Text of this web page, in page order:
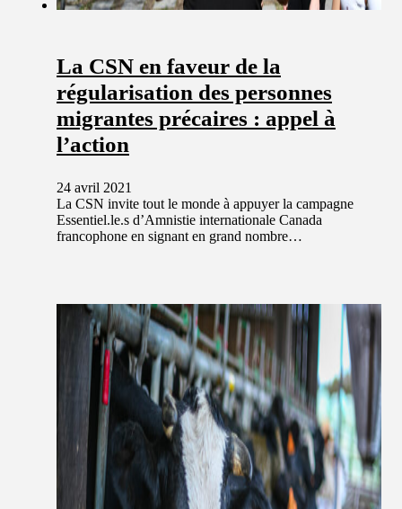
La CSN en faveur de la
régularisation des personnes
migrantes précaires : appel à
l’action
24 avril 2021
La CSN invite tout le monde à appuyer la campagne
Essentiel.le.s d’Amnistie internationale Canada
francophone en signant en grand nombre…